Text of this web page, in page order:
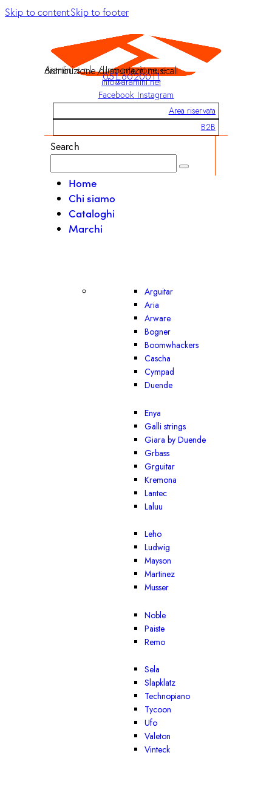
Skip to contentSkip to footer
Aramini s.r.l. / Importazione e distribuzione di strumenti musicali
051 6020011
info@aramini.net
Facebook Instagram
Area riservata
B2B
Search
Home
Chi siamo
Cataloghi
Marchi
Arguitar
Aria
Arware
Bogner
Boomwhackers
Cascha
Cympad
Duende
Enya
Galli strings
Giara by Duende
Grbass
Grguitar
Kremona
Lantec
Laluu
Leho
Ludwig
Mayson
Martinez
Musser
Noble
Paiste
Remo
Sela
Slapklatz
Technopiano
Tycoon
Ufo
Valeton
Vinteck